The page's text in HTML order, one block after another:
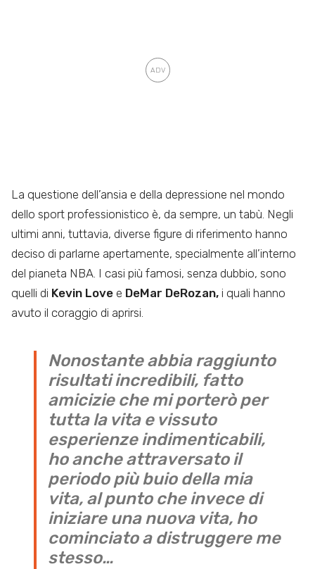
La questione dell’ansia e della depressione nel mondo
dello sport professionistico è, da sempre, un tabù. Negli
ultimi anni, tuttavia, diverse figure di riferimento hanno
deciso di parlarne apertamente, specialmente all’interno
del pianeta NBA. I casi più famosi, senza dubbio, sono
quelli di Kevin Love e DeMar DeRozan, i quali hanno
avuto il coraggio di aprirsi.
Nonostante abbia raggiunto
risultati incredibili, fatto
amicizie che mi porterò per
tutta la vita e vissuto
esperienze indimenticabili,
ho anche attraversato il
periodo più buio della mia
vita, al punto che invece di
iniziare una nuova vita, ho
cominciato a distruggere me
stesso…